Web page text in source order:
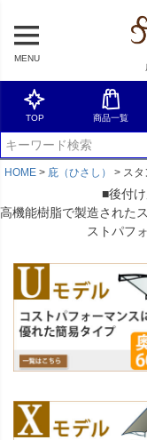
MENU
TOP 商品一覧
HOME 庇（ひさし） ス
■後付
高機能樹脂で製造された
ストパフ